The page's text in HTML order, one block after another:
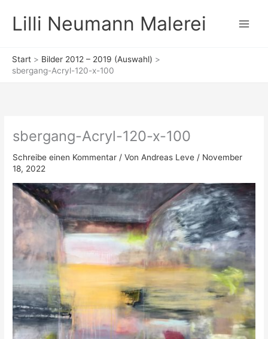
Inhalt
springen
Lilli Neumann Malerei
Start
Bilder 2012 – 2019 (Auswahl)
sbergang-Acryl-120-x-100
sbergang-Acryl-120-x-100
Schreibe einen Kommentar / VonAndreas Leve / November
18, 2022